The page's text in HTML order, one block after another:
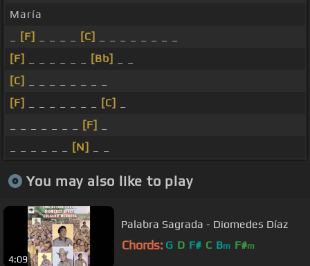
María
[F] [C]
[F]
[Bb]
[C]
[F]
[C]
[F]
[N]
You may also like to play
4:09
Palabra Sagrada - Diomedes Díaz
Chords: G D F# C Bm F#m